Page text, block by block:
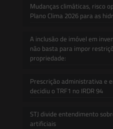
Mudanças climáticas, risco
Plano Clima 2026 para as
A inclusão de imóvel em
não basta para impor
propriedade:
Prescrição administrativa e
decidiu o TRF1 no IRDR 94
STJ divide entendimento
artificiais